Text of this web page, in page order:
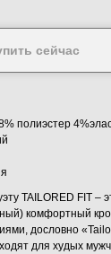
сейчас
полиэстер
TAILORED FIT –
комфортный
дословно
для худых